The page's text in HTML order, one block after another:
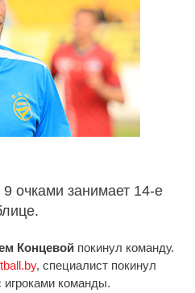
очками занимает 14‑е
Концевой покинул команду.
, специалист покинул
команды.